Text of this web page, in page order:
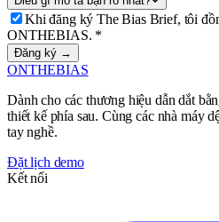
Khi đăng ký The Bias Brief, tôi
ONTHEBIAS. *
Đăng ký →
ONTHEBIAS
Dành cho các thương hiệu dẫn dắt
thiết kế phía sau. Cùng các nhà máy
tay nghề.
Đặt lịch demo
Kết nối